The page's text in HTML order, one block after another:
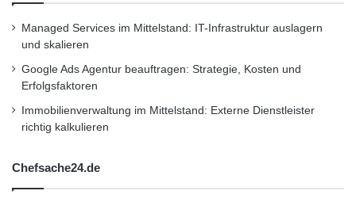
Managed Services im Mittelstand: IT-Infrastruktur auslagern
und skalieren
Google Ads Agentur beauftragen: Strategie, Kosten und
Erfolgsfaktoren
Immobilienverwaltung im Mittelstand: Externe Dienstleister
richtig kalkulieren
Chefsache24.de